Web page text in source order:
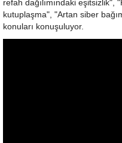
refah dağılımındaki eşitsizlik",
kutuplaşma", "Artan siber
konuları konuşuluyor.